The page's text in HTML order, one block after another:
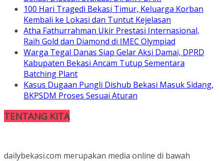
100 Hari Tragedi Bekasi Timur, Keluarga Korban
Kembali ke Lokasi dan Tuntut Kejelasan
Atha Fathurrahman Ukir Prestasi Internasional,
Raih Gold dan Diamond di IMEC Olympiad
Warga Tegal Danas Siap Gelar Aksi Damai, DPRD
Kabupaten Bekasi Ancam Tutup Sementara
Batching Plant
Kasus Dugaan Pungli Dishub Bekasi Masuk Sidang,
BKPSDM Proses Sesuai Aturan
TENTANG KITA
dailybekasi.com merupakan media online di bawah